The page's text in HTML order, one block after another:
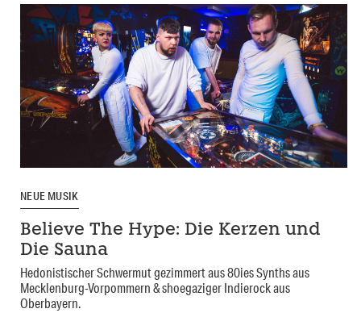
NEUE MUSIK
Believe The Hype: Die Kerzen und
Die Sauna
Hedonistischer Schwermut gezimmert aus 80ies Synths aus
Mecklenburg-Vorpommern & shoegaziger Indierock aus
Oberbayern.